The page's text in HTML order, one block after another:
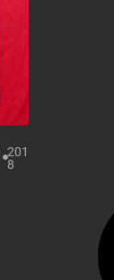
201
8